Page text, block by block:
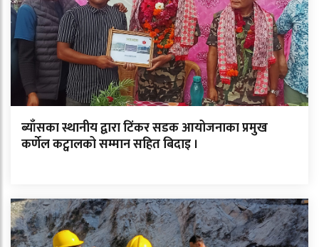
ब्याँसका स्थानीय द्वारा टिंकर सडक आयोजनाका प्रमुख
कर्णेल कट्वालको सम्मान सहित बिदाइ ।